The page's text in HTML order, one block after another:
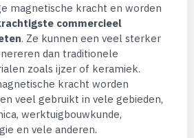
magnetische kracht en worden
commercieel
. Ze kunnen een veel sterker
dan traditionele
zoals ijzer of keramiek.
kracht worden
veel gebruikt in vele gebieden,
werktuigbouwkunde,
en vele anderen.